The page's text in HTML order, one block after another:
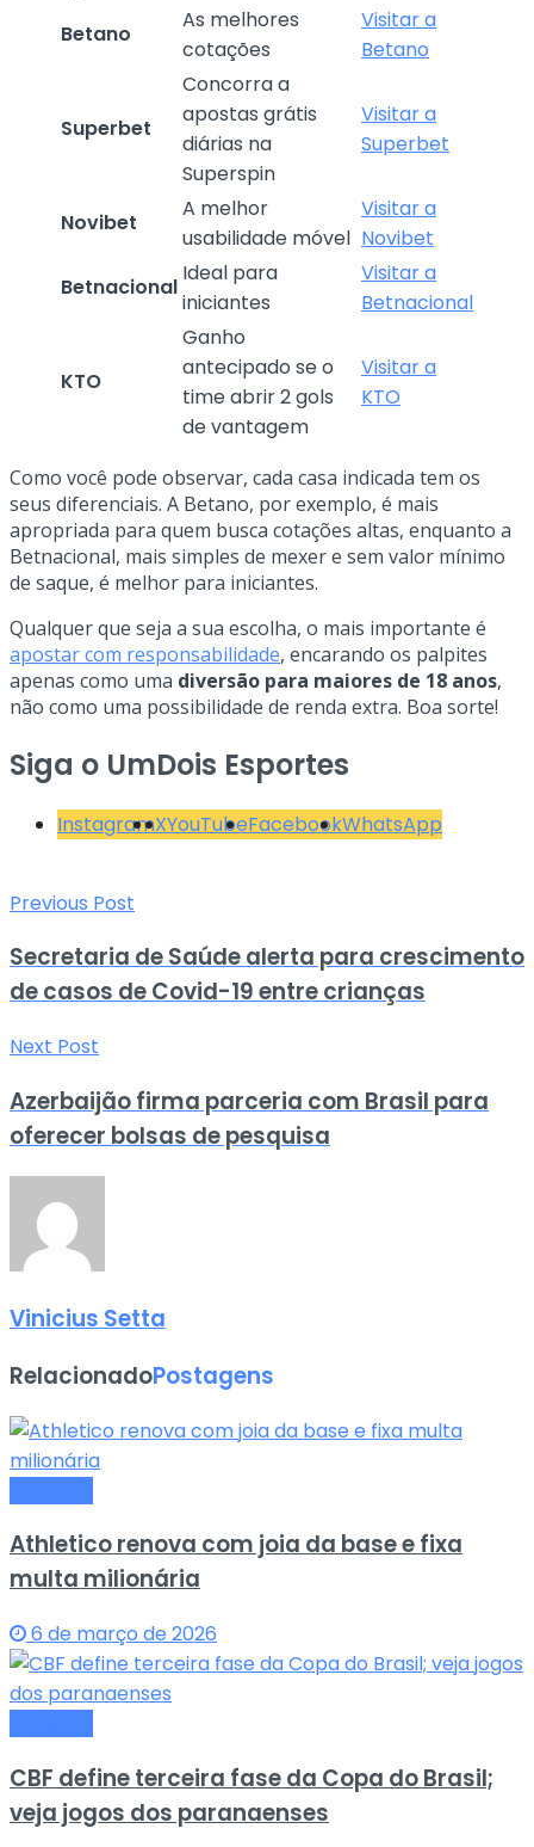
Betano
As melhores
cotações
Visitar a
Betano
Superbet
Concorra a
apostas grátis
diárias na
Superspin
Visitar a
Superbet
Novibet
A melhor
usabilidade móvel
Visitar a
Novibet
Betnacional
Ideal para
iniciantes
Visitar a
Betnacional
KTO
Ganho
antecipado se o
time abrir 2 gols
de vantagem
Visitar a
KTO
Como você pode observar, cada casa indicada tem os
seus diferenciais. A Betano, por exemplo, é mais
apropriada para quem busca cotações altas, enquanto a
Betnacional, mais simples de mexer e sem valor mínimo
de saque, é melhor para iniciantes.
Qualquer que seja a sua escolha, o mais importante é
apostar com responsabilidade, encarando os palpites
apenas como uma diversão para maiores de 18 anos,
não como uma possibilidade de renda extra. Boa sorte!
Siga o UmDois Esportes
InstagramXYouTubeFacebookWhatsApp
Previous Post
Secretaria de Saúde alerta para crescimento
de casos de Covid-19 entre crianças
Next Post
Azerbaijão firma parceria com Brasil para
oferecer bolsas de pesquisa
Vinicius Setta
RelacionadoPostagens
Athletico renova com joia da base e fixa
multa milionária
6 de março de 2026
CBF define terceira fase da Copa do Brasil;
veja jogos dos paranaenses